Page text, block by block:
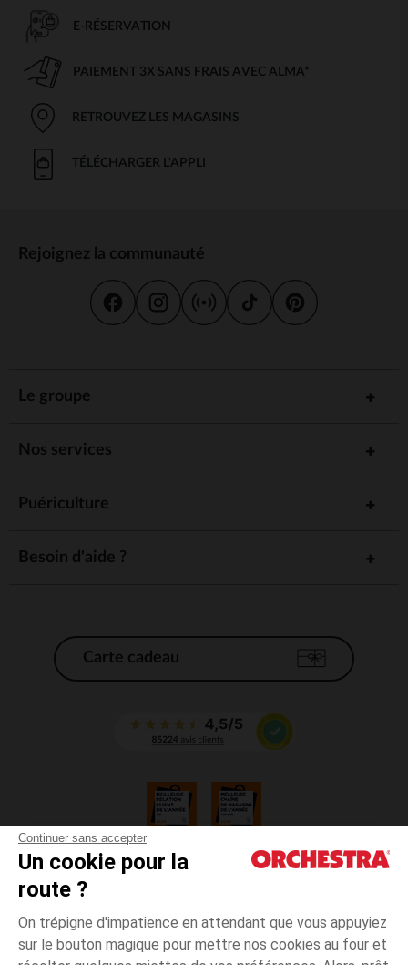
Continuer sans accepter
Un cookie pour la
route ?
On trépigne d'impatience en attendant que vous appuyiez
sur le bouton magique pour mettre nos cookies au four et
E-RÉSERVATION
PAIEMENT 3X SANS FRAIS AVEC ALMA*
RETROUVEZ LES MAGASINS
TÉLÉCHARGER L'APPLI
Rejoignez la communauté
Le groupe
Nos services
Puériculture
Besoin d'aide ?
Carte cadeau
Données personnelles